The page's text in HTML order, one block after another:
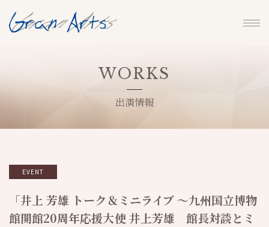
WORKS
出演情報
EVENT
「井上 芳雄 トーク＆ミニライブ ～九州国立博物
館開館20周年応援大使 井上芳雄 館長対談とミ